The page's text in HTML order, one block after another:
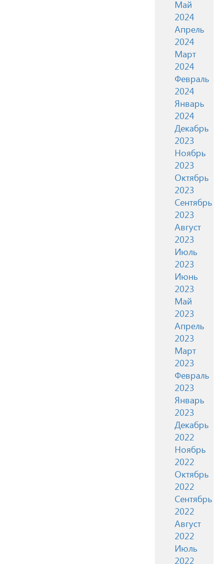
Май
2024
Апрель
2024
Март
2024
Февраль
2024
Январь
2024
Декабрь
2023
Ноябрь
2023
Октябрь
2023
Сентябрь
2023
Август
2023
Июль
2023
Июнь
2023
Май
2023
Апрель
2023
Март
2023
Февраль
2023
Январь
2023
Декабрь
2022
Ноябрь
2022
Октябрь
2022
Сентябрь
2022
Август
2022
Июль
2022